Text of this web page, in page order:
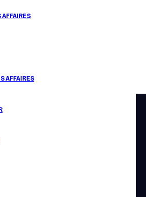
jour après
recherche